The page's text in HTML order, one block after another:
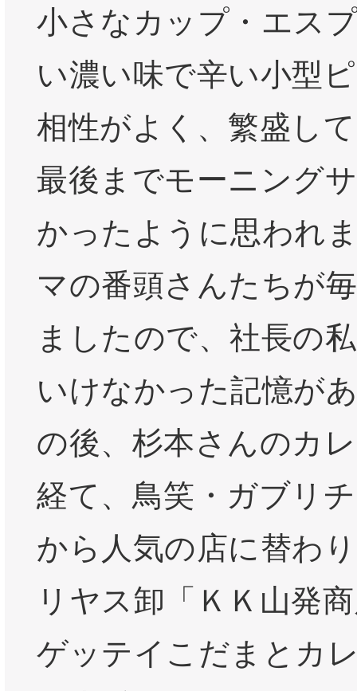
小さなカップ・エス
い濃い味で辛い小型
相性がよく、繁盛し
最後までモーニング
かったように思われ
マの番頭さんたちが
ましたので、社長の
いけなかった記憶が
の後、杉本さんのカ
経て、鳥笑・ガブリ
から人気の店に替わ
リヤス卸「ＫＫ山発
ゲッテイこだまとカ